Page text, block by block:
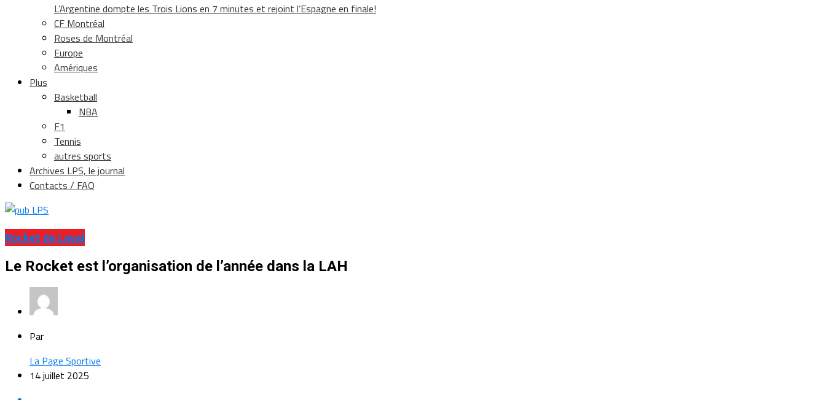
L’Argentine dompte les Trois Lions en 7 minutes et rejoint l’Espagne en finale!
CF Montréal
Roses de Montréal
Europe
Amériques
Plus
Basketball
NBA
F1
Tennis
autres sports
Archives LPS, le journal
Contacts / FAQ
Rocket de Laval
Le Rocket est l’organisation de l’année dans la LAH
Par
La Page Sportive
14 juillet 2025